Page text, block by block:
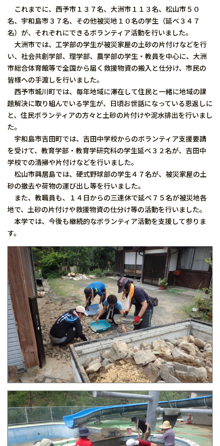
これまでに、西予市１３７名、大洲市１１３名、松山市５０
名、宇和島市３７名、その他被災地１０名の学生（延べ３４７
名）が、それぞれにできるボランティア活動を行いました。
大洲市では、工学部の学生が被災家屋の土砂の片付けなどを行
い、社会共創学部、理学部、農学部の学生・教員を中心に、大洲
市総合体育館等で全国から届く救援物資の搬入と仕分け、市民の
皆様への手渡しを行いました。
西予市城川町では、毎年地域に滞在して住民と一緒に地域の課
題解決に取り組んでいる学生が、日頃お世話になっている恩返しに
と、住民ボランティアの方々と土砂の片付けや泥水排出を行いまし
た。
宇和島市吉田町では、吉田中学校からのボランティア支援要請
を受けて、教育学部・教育学研究科の学生延べ３２名が、吉田中
学校での清掃や片付けなどを行いました。
松山市興居島では、硬式野球部の学生４７名が、被災家屋の土
砂の撤去や荷物の運び出し等を行いました。
また、教職員も、１４日からの三連休で延べ７５名が被災地各
地で、土砂の片付けや救援物資の仕分け等の活動を行いました。
本学では、今後も継続的なボランティア活動を支援して参りま
す。